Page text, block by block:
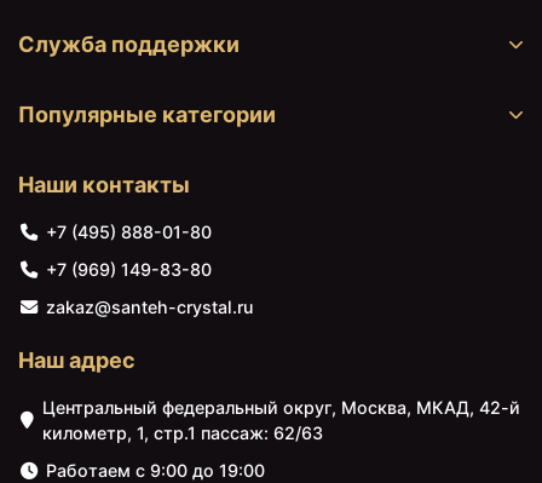
11800 ₽
Зеркало 90х80 см
179080
Служба поддержки
Популярные категории
Наши контакты
+7 (495) 888-01-80
+7 (969) 149-83-80
zakaz@santeh-crystal.ru
Наш адрес
Центральный федеральный округ, Москва, МКАД, 42-й
километр, 1, стр.1 пассаж: 62/63
Работаем с 9:00 до 19:00